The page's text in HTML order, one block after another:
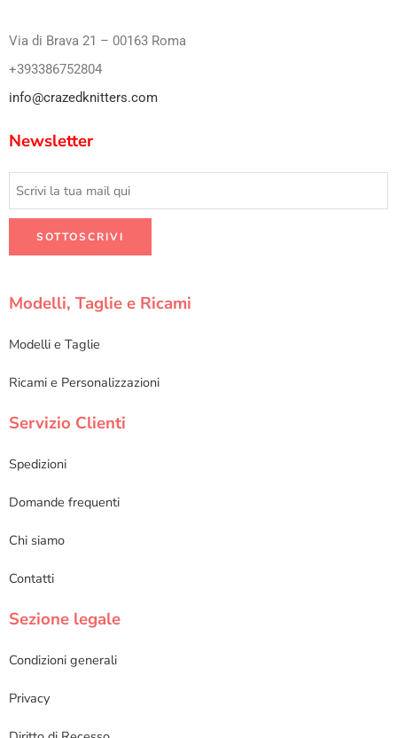
Via di Brava 21 – 00163 Roma
+393386752804
info@crazedknitters.com
Newsletter
Modelli, Taglie e Ricami
Modelli e Taglie
Ricami e Personalizzazioni
Servizio Clienti
Spedizioni
Domande frequenti
Chi siamo
Contatti
Sezione legale
Condizioni generali
Privacy